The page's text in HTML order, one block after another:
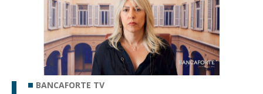
BANCAFORTE TV